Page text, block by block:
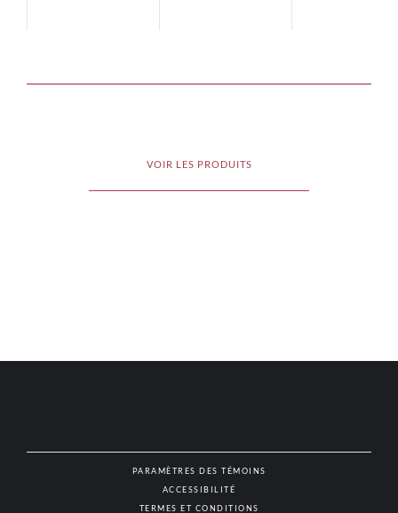
VOIR LES PRODUITS
PARAMÈTRES DES TÉMOINS
ACCESSIBILITÉ
TERMES ET CONDITIONS